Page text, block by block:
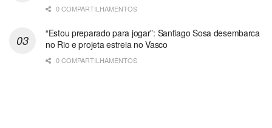
0 COMPARTILHAMENTOS
“Estou preparado para jogar”: Santiago Sosa desembarca
no Rio e projeta estreia no Vasco
0 COMPARTILHAMENTOS